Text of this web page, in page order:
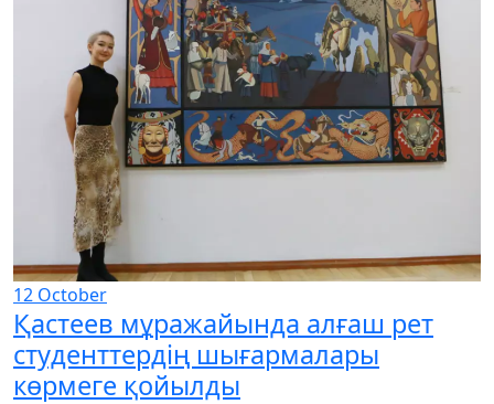
12 October
Қастеев мұражайында алғаш рет
студенттердің шығармалары
көрмеге қойылды